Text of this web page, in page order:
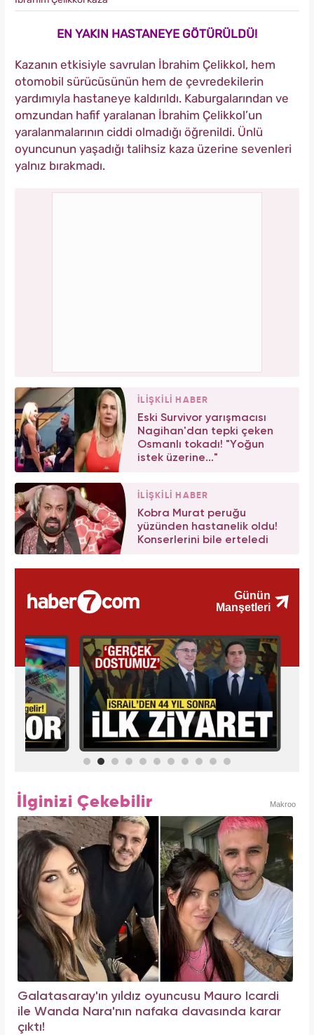
EN YAKIN HASTANEYE GÖTÜRÜLDÜ!
Kazanın etkisiyle savrulan İbrahim Çelikkol, hem
otomobil sürücüsünün hem de çevredekilerin
yardımıyla hastaneye kaldırıldı. Kaburgalarından ve
omzundan hafif yaralanan İbrahim Çelikkol’un
yaralanmalarının ciddi olmadığı öğrenildi. Ünlü
oyuncunun yaşadığı talihsiz kaza üzerine sevenleri
yalnız bırakmadı.
İLİŞKİLİ HABER
Eski Survivor yarışmacısı
Nagihan'dan tepki çeken
Osmanlı tokadı! "Yoğun
istek üzerine..."
İLİŞKİLİ HABER
Kobra Murat peruğu
yüzünden hastanelik oldu!
Konserlerini bile erteledi
İlginizi Çekebilir Makroo
Galatasaray'ın yıldız oyuncusu Mauro Icardi
ile Wanda Nara'nın nafaka davasında karar
çıktı!